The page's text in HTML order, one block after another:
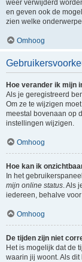
weer verwijderd
en geven ook de
zien welke
Omhoog
Hoe verander ik mijn
Als je geregistreerd
Om ze te wijzigen
meestal bovenaan op
instellingen wijzigen.
Omhoog
Hoe kan ik
In het
mijn online status. Als
iedereen, behalve
Omhoog
De tijden zijn niet
Het is mogelijk dat de
waarin jij woont. Als